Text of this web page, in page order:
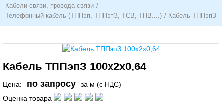
Кабели связи, провода связи /
Телефонный кабель (ТППэп, ТППэпЗ, ТСВ, ТПВ....) / Кабель ТППэпЗ
Кабель ТППэпЗ 100х2х0,64
Цена: по запросу
за м (с НДС)
Оценка товара